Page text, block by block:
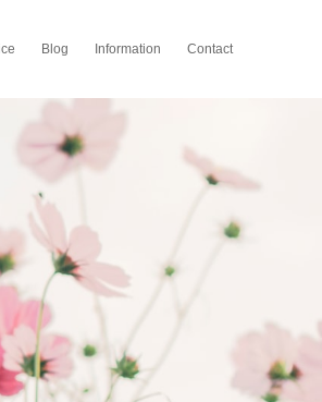
Blog Information Contact